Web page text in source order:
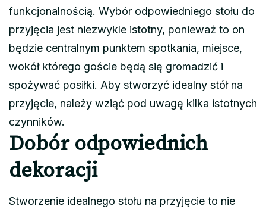
funkcjonalnością. Wybór odpowiedniego stołu do
przyjęcia jest niezwykle istotny, ponieważ to on
będzie centralnym punktem spotkania, miejsce,
wokół którego goście będą się gromadzić i
spożywać posiłki. Aby stworzyć idealny stół na
przyjęcie, należy wziąć pod uwagę kilka istotnych
czynników.
Dobór odpowiednich
dekoracji
Stworzenie idealnego stołu na przyjęcie to nie